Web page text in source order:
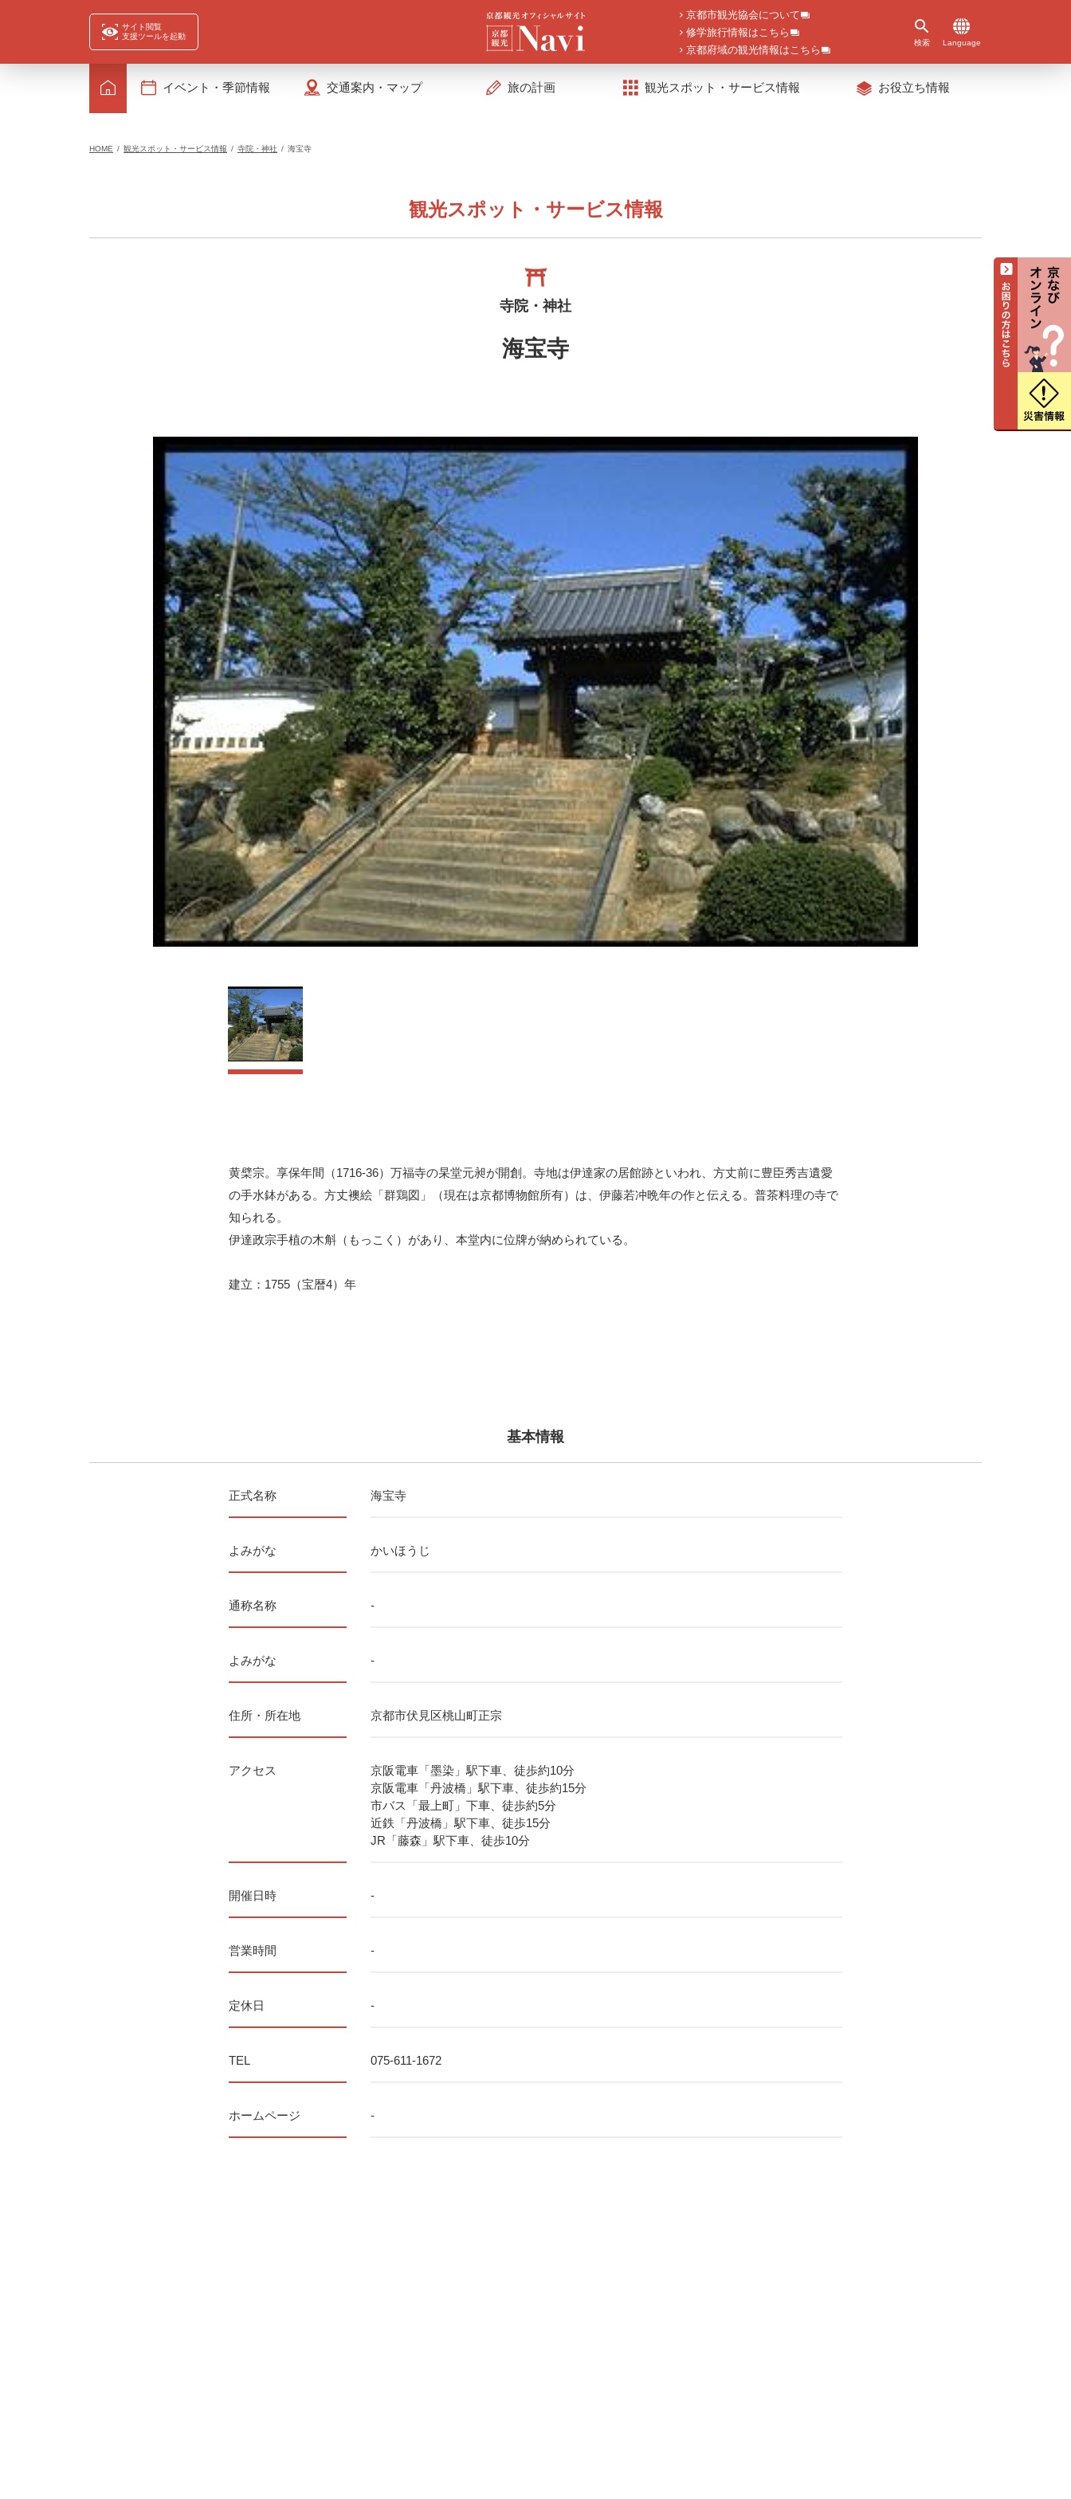
サイト閲覧
支援ツールを起動
京都市観光協会について
修学旅行情報はこちら
京都府域の観光情報はこちら
検索 Language
イベント・季節情報 交通案内・マップ 旅の計画 観光スポット・サービス情報 お役立ち情報
HOME 観光スポット・サービス情報 寺院・神社 海宝寺
観光スポット・サービス情報
寺院・神社
海宝寺
黄檗宗。享保年間（1716-36）万福寺の杲堂元昶が開創。寺地は伊達家の居館跡といわれ、方丈前に豊臣秀吉遺愛
の手水鉢がある。方丈襖絵「群鶏図」（現在は京都博物館所有）は、伊藤若冲晩年の作と伝える。普茶料理の寺で
知られる。
伊達政宗手植の木斛（もっこく）があり、本堂内に位牌が納められている。
建立：1755（宝暦4）年
基本情報
正式名称 海宝寺
よみがな かいほうじ
通称名称 -
よみがな -
住所・所在地 京都市伏見区桃山町正宗
アクセス
京阪電車「墨染」駅下車、徒歩約10分
京阪電車「丹波橋」駅下車、徒歩約15分
市バス「最上町」下車、徒歩約5分
近鉄「丹波橋」駅下車、徒歩15分
JR「藤森」駅下車、徒歩10分
開催日時 -
営業時間 -
定休日 -
TEL 075-611-1672
ホームページ -